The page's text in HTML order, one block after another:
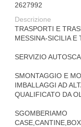
2627992
Descrizione
TRASPORTI E
MESSINA-SICILIA E
SERVIZIO
SMONTAGGIO E
IMBALLAGGI AD
QUALIFICATO DA
SGOMBERIAMO